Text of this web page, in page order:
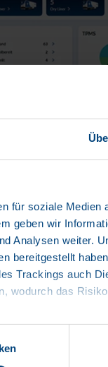
für soziale Medien
geben wir
Analysen weiter.
bereitgestellt
Trackings auch
wodurch das
das
um den Trailer an